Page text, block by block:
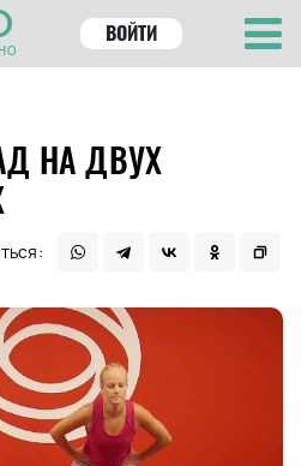
ВОЙТИ
НА ДВУХ